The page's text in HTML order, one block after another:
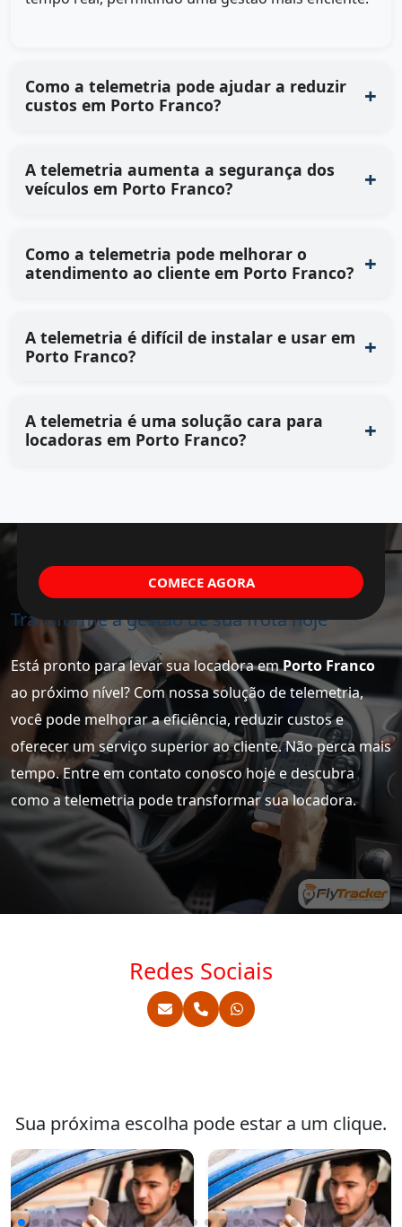
Como a telemetria pode ajudar a reduzir
custos em Porto Franco?
A telemetria aumenta a segurança dos
veículos em Porto Franco?
Como a telemetria pode melhorar o
atendimento ao cliente em Porto Franco?
A telemetria é difícil de instalar e usar em
Porto Franco?
A telemetria é uma solução cara para
locadoras em Porto Franco?
Transforme a gestão de sua frota hoje
Está pronto para levar sua locadora emPorto Franco
ao próximo nível? Com nossa solução de telemetria,
você pode melhorar a eficiência, reduzir custos e
oferecer um serviço superior ao cliente. Não perca mais
tempo. Entre em contato conosco hoje e descubra
como a telemetria pode transformar sua locadora.
COMECE AGORA
Redes Sociais
Sua próxima escolha pode estar a um clique.